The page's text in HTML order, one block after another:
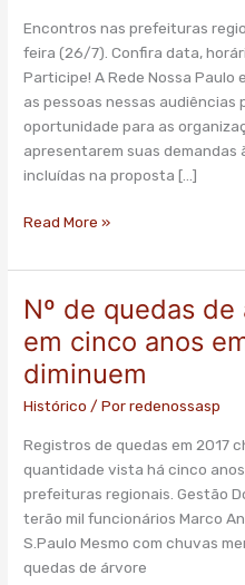
Encontros nas prefeituras
feira (26/7). Confira data,
Participe! A Rede Nossa
as pessoas nessas
oportunidade para as
apresentarem suas demandas
incluídas na proposta […]
Read More »
Nº de quedas
em cinco anos
diminuem
Histórico / Porredenossasp
Registros de quedas em 2017
quantidade vista há cinco
prefeituras regionais. Gestão
terão mil funcionários Marco
S.Paulo Mesmo com chuvas
quedas de árvore
Nº
quedas
de
árvore
o
maior
em
cinco
anos
em